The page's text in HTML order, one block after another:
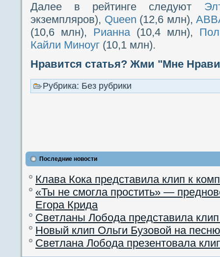
Далее в рейтинге следуют
экземпляров), Queen (12,6 млн),
(10,6 млн), Рианна(10,4 млн),
Кайли Миноуг (10,1 млн).
Нравится статья? Жми "Мне
Рубрика: Без рубрики
Последние новости
Клава Кока представила клип к
«Ты не смогла простить» —
Егора Крида
Светланы Лобода представила
Новый клип Ольги Бузовой на
Светлана Лобода презентовала